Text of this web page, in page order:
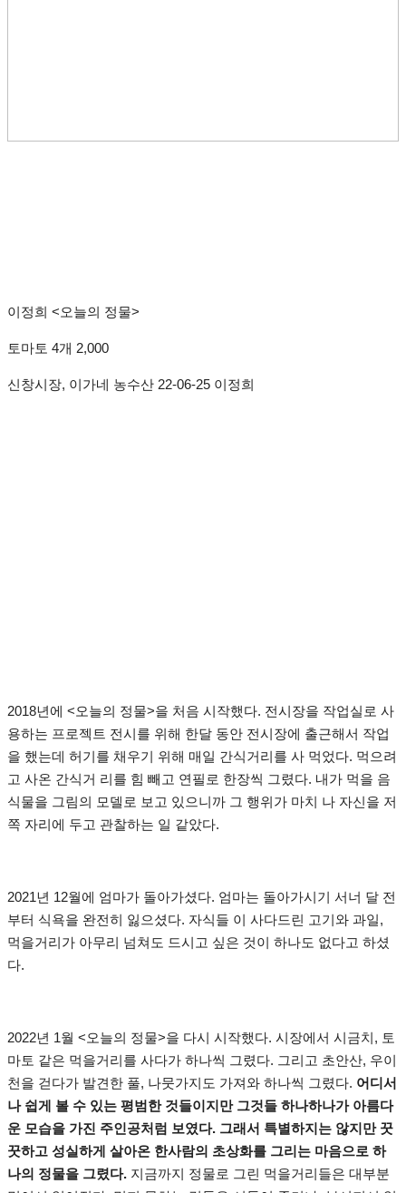
이정희 <오늘의 정물>
토마토 4개 2,000
신창시장, 이가네 농수산 22-06-25 이정희
2018년에 <오늘의 정물>을 처음 시작했다. 전시장을 작업실로 사
용하는 프로젝트 전시를 위해 한달 동안 전시장에 출근해서 작업
을 했는데 허기를 채우기 위해 매일 간식거리를 사 먹었다. 먹으려
고 사온 간식거 리를 힘 빼고 연필로 한장씩 그렸다. 내가 먹을 음
식물을 그림의 모델로 보고 있으니까 그 행위가 마치 나 자신을 저
쪽 자리에 두고 관찰하는 일 같았다.
2021년 12월에 엄마가 돌아가셨다. 엄마는 돌아가시기 서너 달 전
부터 식욕을 완전히 잃으셨다. 자식들 이 사다드린 고기와 과일,
먹을거리가 아무리 넘쳐도 드시고 싶은 것이 하나도 없다고 하셨
다.
2022년 1월 <오늘의 정물>을 다시 시작했다. 시장에서 시금치, 토
마토 같은 먹을거리를 사다가 하나씩 그렸다. 그리고 초안산, 우이
천을 걷다가 발견한 풀, 나뭇가지도 가져와 하나씩 그렸다. 어디서
나 쉽게 볼 수 있는 평범한 것들이지만 그것들 하나하나가 아름다
운 모습을 가진 주인공처럼 보였다. 그래서 특별하지는 않지만 꿋
꿋하고 성실하게 살아온 한사람의 초상화를 그리는 마음으로 하
나의 정물을 그렸다. 지금까지 정물로 그린 먹을거리들은 대부분